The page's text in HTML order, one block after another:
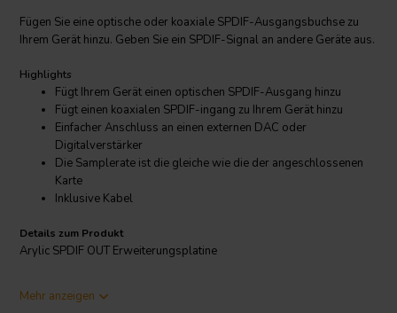
Fügen Sie eine optische oder koaxiale SPDIF-Ausgangsbuchse zu
Ihrem Gerät hinzu. Geben Sie ein SPDIF-Signal an andere Geräte aus.
Highlights
Fügt Ihrem Gerät einen optischen SPDIF-Ausgang hinzu
Fügt einen koaxialen SPDIF-ingang zu Ihrem Gerät hinzu
Einfacher Anschluss an einen externen DAC oder
Digitalverstärker
Die Samplerate ist die gleiche wie die der angeschlossenen
Karte
Inklusive Kabel
Details zum Produkt
Arylic SPDIF OUT Erweiterungsplatine
Anschlussmöglichkeiten Ihres Arylic Produktes erweitern. Mit dieser
Mehr anzeigen